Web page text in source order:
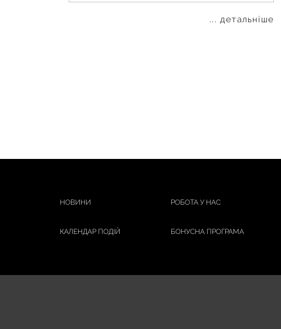
... детальніше
НОВИНИ РОБОТА У НАС
КАЛЕНДАР ПОДІЙ БОНУСНА ПРОГРАМА